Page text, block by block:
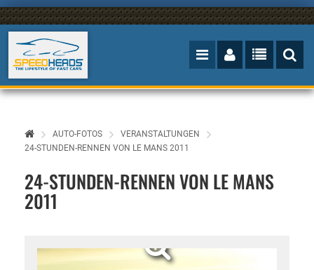
AUTO-FOTOS
VERANSTALTUNGEN
24-STUNDEN-RENNEN VON LE MANS 2011
24-STUNDEN-RENNEN VON LE MANS
2011